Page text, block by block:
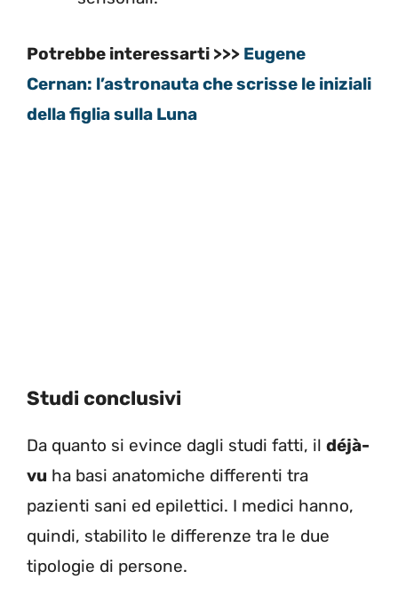
Potrebbe interessarti >>> Eugene
Cernan: l’astronauta che scrisse le iniziali
della figlia sulla Luna
Studi conclusivi
Da quanto si evince dagli studi fatti, il déjà-
vu ha basi anatomiche differenti tra
pazienti sani ed epilettici. I medici hanno,
quindi, stabilito le differenze tra le due
tipologie di persone.